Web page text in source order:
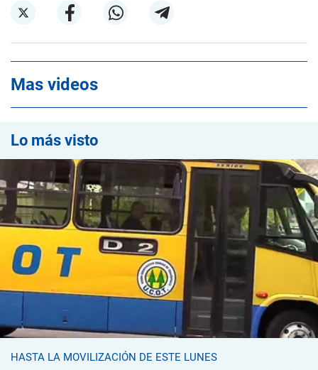
Mas videos
Lo más visto
HASTA LA MOVILIZACIÓN DE ESTE LUNES